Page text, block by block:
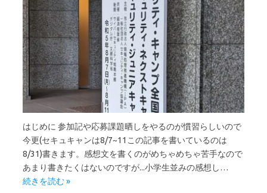
はじめに 参加記や応募課題晒しをやるのが慣習らしいので
今更(セキュキャンは8/7~11この記事を書いているのは
8/31)書きます。感想文を書くのがめちゃめちゃ苦手なので
あまり書きたくはないのですが...小学生並みの感想し…
続きを読む »